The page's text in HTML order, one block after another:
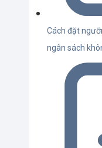
Cách đặt
ngân sách